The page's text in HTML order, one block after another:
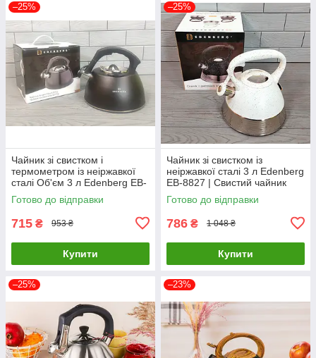
–25%
Чайник зі свистком і
термометром із неіржавкої
сталі Об'єм 3 л Edenberg EB-
8815/ Чайник для плити
Готово до відправки
715 ₴ 953 ₴
Купити
–25%
Чайник зі свистком із
неіржавкої сталі 3 л Edenberg
EB-8827 | Свистий чайник
Готово до відправки
786 ₴ 1 048 ₴
Купити
–25% –23%